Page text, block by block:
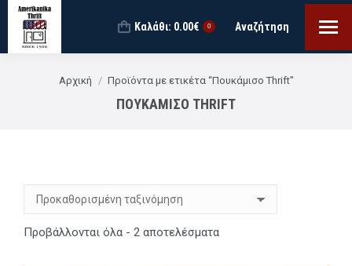
Καλάθι: 0.00€ 0 Search:
Αναζήτηση
You are here:
Αρχική Προϊόντα με ετικέτα “Πουκάμισο Thrift”
ΠΟΥΚΆΜΙΣΟ THRIFT
Προβάλλονται όλα - 2 αποτελέσματα